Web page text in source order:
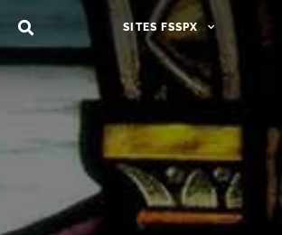
SITES FSSPX